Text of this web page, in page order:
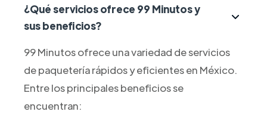
¿Qué servicios ofrece 99 Minutos y
sus beneficios?
99 Minutos ofrece una variedad de servicios
de paquetería rápidos y eficientes en México.
Entre los principales beneficios se
encuentran: